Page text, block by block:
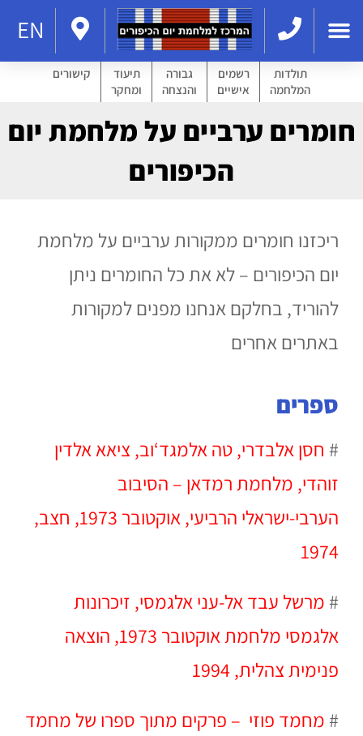
EN
תולדות
המלחמה
רשמים
אישיים
גבורה
והנצחה
תיעוד
ומחקר
קישורים
חומרים ערביים על מלחמת יום
הכיפורים
ריכזנו חומרים ממקורות ערביים על מלחמת
יום הכיפורים – לא את כל החומרים ניתן
להוריד, בחלקם אנחנו מפנים למקורות
באתרים אחרים
ספרים
# חסן אלבדרי, טה אלמגד‘וב, ציאא אלדין
זוהדי, מלחמת רמדאן – הסיבוב
הערבי-ישראלי הרביעי, אוקטובר 1973, חצב,
1974
#מרשל עבד אל-עני אלגמסי, זיכרונות
אלגמסי מלחמת אוקטובר 1973, הוצאה
פנימית צהלית, 1994
#מחמד פוזי – פרקים מתוך ספרו של מחמד